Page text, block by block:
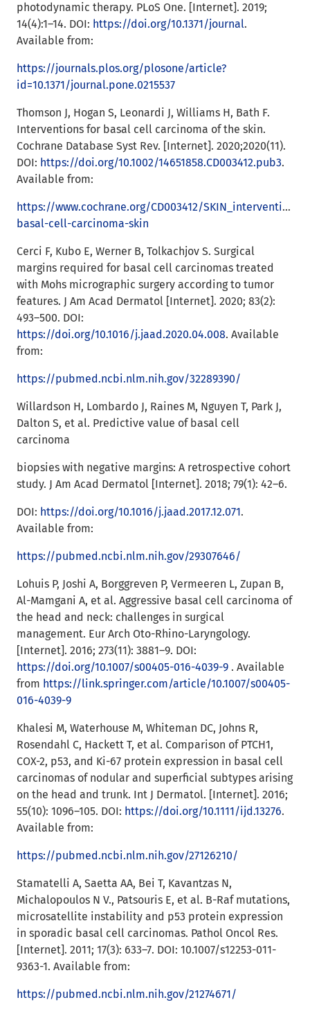
photodynamic therapy. PLoS One. [Internet]. 2019;
14(4):1–14. DOI: https://doi.org/10.1371/journal.
Available from:
https://journals.plos.org/plosone/article?
id=10.1371/journal.pone.0215537
Thomson J, Hogan S, Leonardi J, Williams H, Bath F.
Interventions for basal cell carcinoma of the skin.
Cochrane Database Syst Rev. [Internet]. 2020;2020(11).
DOI: https://doi.org/10.1002/14651858.CD003412.pub3.
Available from:
https://www.cochrane.org/CD003412/SKIN_interventions-
basal-cell-carcinoma-skin
Cerci F, Kubo E, Werner B, Tolkachjov S. Surgical
margins required for basal cell carcinomas treated
with Mohs micrographic surgery according to tumor
features. J Am Acad Dermatol [Internet]. 2020; 83(2):
493–500. DOI:
https://doi.org/10.1016/j.jaad.2020.04.008. Available
from:
https://pubmed.ncbi.nlm.nih.gov/32289390/
Willardson H, Lombardo J, Raines M, Nguyen T, Park J,
Dalton S, et al. Predictive value of basal cell
carcinoma
biopsies with negative margins: A retrospective cohort
study. J Am Acad Dermatol [Internet]. 2018; 79(1): 42–6.
DOI: https://doi.org/10.1016/j.jaad.2017.12.071.
Available from:
https://pubmed.ncbi.nlm.nih.gov/29307646/
Lohuis P, Joshi A, Borggreven P, Vermeeren L, Zupan B,
Al-Mamgani A, et al. Aggressive basal cell carcinoma of
the head and neck: challenges in surgical
management. Eur Arch Oto-Rhino-Laryngology.
[Internet]. 2016; 273(11): 3881–9. DOI:
https://doi.org/10.1007/s00405-016-4039-9 . Available
from https://link.springer.com/article/10.1007/s00405-
016-4039-9
Khalesi M, Waterhouse M, Whiteman DC, Johns R,
Rosendahl C, Hackett T, et al. Comparison of PTCH1,
COX-2, p53, and Ki-67 protein expression in basal cell
carcinomas of nodular and superficial subtypes arising
on the head and trunk. Int J Dermatol. [Internet]. 2016;
55(10): 1096–105. DOI: https://doi.org/10.1111/ijd.13276.
Available from:
https://pubmed.ncbi.nlm.nih.gov/27126210/
Stamatelli A, Saetta AA, Bei T, Kavantzas N,
Michalopoulos N V., Patsouris E, et al. B-Raf mutations,
microsatellite instability and p53 protein expression
in sporadic basal cell carcinomas. Pathol Oncol Res.
[Internet]. 2011; 17(3): 633–7. DOI: 10.1007/s12253-011-
9363-1. Available from:
https://pubmed.ncbi.nlm.nih.gov/21274671/